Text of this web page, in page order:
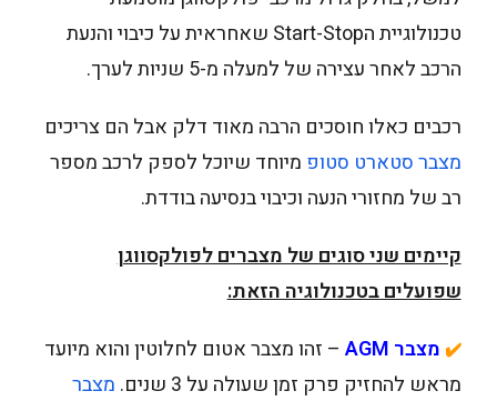
טכנולוגיית הStart-Stop שאחראית על כיבוי והנעת
הרכב לאחר עצירה של למעלה מ-5 שניות לערך.
רכבים כאלו חוסכים הרבה מאוד דלק אבל הם צריכים
מצבר סטארט סטופ מיוחד שיוכל לספק לרכב מספר
רב של מחזורי הנעה וכיבוי בנסיעה בודדת.
קיימים שני סוגים של מצברים לפולקסווגן
שפועלים בטכנולוגיה הזאת:
✔️ מצבר AGM – זהו מצבר אטום לחלוטין והוא מיועד
מראש להחזיק פרק זמן שעולה על 3 שנים.
מצבר